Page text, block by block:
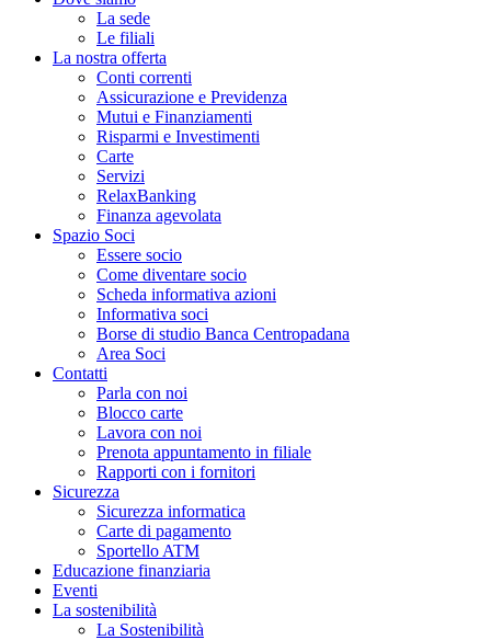
La sede
Le filiali
La nostra offerta
Conti correnti
Assicurazione e Previdenza
Mutui e Finanziamenti
Risparmi e Investimenti
Carte
Servizi
RelaxBanking
Finanza agevolata
Spazio Soci
Essere socio
Come diventare socio
Scheda informativa azioni
Informativa soci
Borse di studio Banca Centropadana
Area Soci
Contatti
Parla con noi
Blocco carte
Lavora con noi
Prenota appuntamento in filiale
Rapporti con i fornitori
Sicurezza
Sicurezza informatica
Carte di pagamento
Sportello ATM
Educazione finanziaria
Eventi
La sostenibilità
La Sostenibilità